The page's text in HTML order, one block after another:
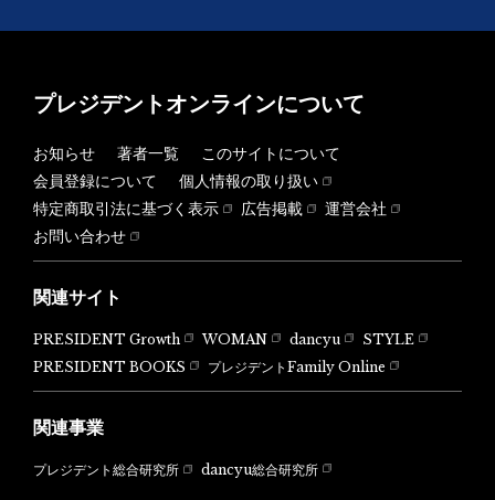
プレジデントオンラインについて
お知らせ 著者一覧
このサイトについて
会員登録について
個人情報の取り扱い
特定商取引法に基づく表示
広告掲載
運営会社
お問い合わせ
関連サイト
PRESIDENT Growth WOMAN dancyu
STYLE
PRESIDENT BOOKS
プレジデントFamily Online
関連事業
プレジデント総合研究所 dancyu総合研究所